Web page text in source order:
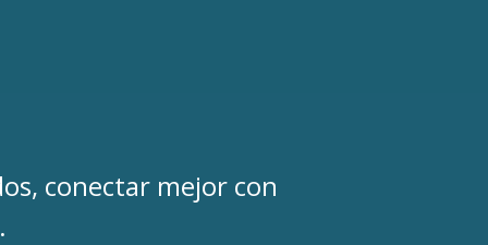
conectar mejor con